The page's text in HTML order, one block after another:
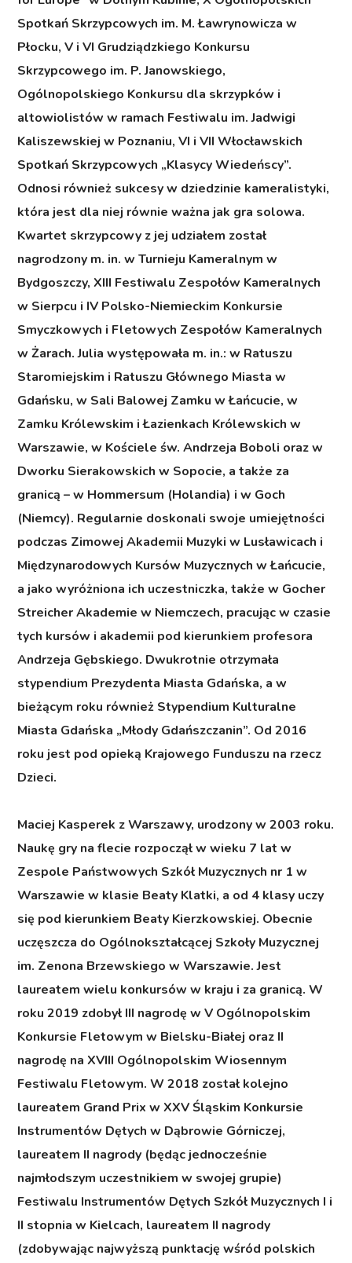
Spotkań Skrzypcowych im. M. Ławrynowicza w
Płocku, V i VI Grudziądzkiego Konkursu
Skrzypcowego im. P. Janowskiego,
Ogólnopolskiego Konkursu dla skrzypków i
altowiolistów w ramach Festiwalu im. Jadwigi
Kaliszewskiej w Poznaniu, VI i VII Włocławskich
Spotkań Skrzypcowych „Klasycy Wiedeńscy”.
Odnosi również sukcesy w dziedzinie kameralistyki,
która jest dla niej równie ważna jak gra solowa.
Kwartet skrzypcowy z jej udziałem został
nagrodzony m. in. w Turnieju Kameralnym w
Bydgoszczy, XIII Festiwalu Zespołów Kameralnych
w Sierpcu i IV Polsko-Niemieckim Konkursie
Smyczkowych i Fletowych Zespołów Kameralnych
w Żarach. Julia występowała m. in.: w Ratuszu
Staromiejskim i Ratuszu Głównego Miasta w
Gdańsku, w Sali Balowej Zamku w Łańcucie, w
Zamku Królewskim i Łazienkach Królewskich w
Warszawie, w Kościele św. Andrzeja Boboli oraz w
Dworku Sierakowskich w Sopocie, a także za
granicą – w Hommersum (Holandia) i w Goch
(Niemcy). Regularnie doskonali swoje umiejętności
podczas Zimowej Akademii Muzyki w Lusławicach i
Międzynarodowych Kursów Muzycznych w Łańcucie,
a jako wyróżniona ich uczestniczka, także w Gocher
Streicher Akademie w Niemczech, pracując w czasie
tych kursów i akademii pod kierunkiem profesora
Andrzeja Gębskiego. Dwukrotnie otrzymała
stypendium Prezydenta Miasta Gdańska, a w
bieżącym roku również Stypendium Kulturalne
Miasta Gdańska „Młody Gdańszczanin”. Od 2016
roku jest pod opieką Krajowego Funduszu na rzecz
Dzieci.
Maciej Kasperek z Warszawy, urodzony w 2003 roku.
Naukę gry na flecie rozpoczął w wieku 7 lat w
Zespole Państwowych Szkół Muzycznych nr 1 w
Warszawie w klasie Beaty Klatki, a od 4 klasy uczy
się pod kierunkiem Beaty Kierzkowskiej. Obecnie
uczęszcza do Ogólnokształcącej Szkoły Muzycznej
im. Zenona Brzewskiego w Warszawie. Jest
laureatem wielu konkursów w kraju i za granicą. W
roku 2019 zdobył III nagrodę w V Ogólnopolskim
Konkursie Fletowym w Bielsku-Białej oraz II
nagrodę na XVIII Ogólnopolskim Wiosennym
Festiwalu Fletowym. W 2018 został kolejno
laureatem Grand Prix w XXV Śląskim Konkursie
Instrumentów Dętych w Dąbrowie Górniczej,
laureatem II nagrody (będąc jednocześnie
najmłodszym uczestnikiem w swojej grupie)
Festiwalu Instrumentów Dętych Szkół Muzycznych I i
II stopnia w Kielcach, laureatem II nagrody
(zdobywając najwyższą punktację wśród polskich